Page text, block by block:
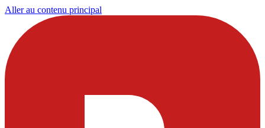
Aller au contenu principal